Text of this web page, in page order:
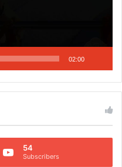
02:00
54
Subscribers